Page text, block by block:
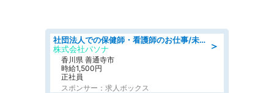
＞
社団法人での保健師・看護師のお仕事/未経験OK/要資格:普通免許、保健師、正看護師
株式会社パソナ
香川県 善通寺市
時給1,500円
正社員
スポンサー：求人ボックス